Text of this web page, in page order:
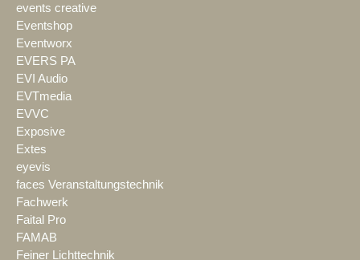
events creative
Eventshop
Eventworx
EVERS PA
EVI Audio
EVTmedia
EVVC
Exposive
Extes
eyevis
faces Veranstaltungstechnik
Fachwerk
Faital Pro
FAMAB
Feiner Lichttechnik